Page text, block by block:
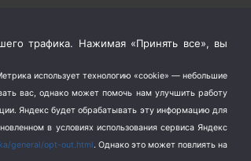
трафика. Нажимая «Принять все», вы
использует технологию «cookie» — небольшие
вас, однако может помочь нам улучшить работу
Яндекс будет обрабатывать эту информацию для
в условиях использования сервиса Яндекс
general/opt-out.html. Однако это может повлиять на